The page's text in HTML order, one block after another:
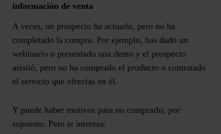
información de venta
A veces, un prospecto ha actuado, pero no ha
completado la compra. Por ejemplo, has dado un
webinario o presentado una demo y el prospecto
asistió, pero no ha comprado el producto o contratado
el servicio que ofrecías en él.
Y puede haber motivos para no comprarlo, por
supuesto. Pero te interesa: